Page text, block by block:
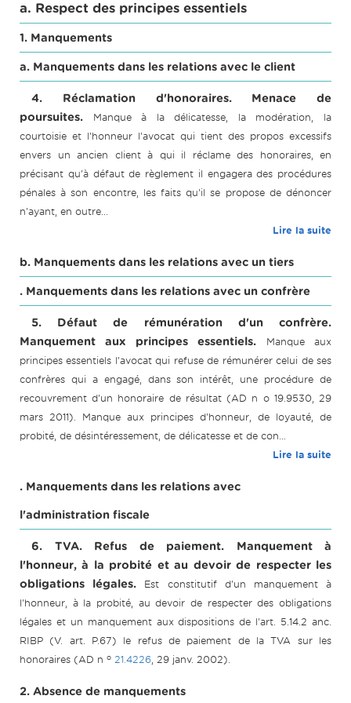
a. Respect des principes essentiels
1. Manquements
a. Manquements dans les relations avec le client
4. Réclamation d'honoraires. Menace de
poursuites.
Manque à la délicatesse, la modération, la
courtoisie et l'honneur l'avocat qui tient des propos excessifs
envers un ancien client à qui il réclame des honoraires, en
précisant qu'à défaut de règlement il engagera des procédures
pénales à son encontre, les faits qu'il se propose de dénoncer
n'ayant, en outre...
Lire la suite
b. Manquements dans les relations avec un tiers
. Manquements dans les relations avec un confrère
5. Défaut de rémunération d'un confrère.
Manquement aux principes essentiels.
Manque aux
principes essentiels l'avocat qui refuse de rémunérer celui de ses
confrères qui a engagé, dans son intérêt, une procédure de
recouvrement d'un honoraire de résultat (AD n o 19.9530, 29
mars 2011). Manque aux principes d'honneur, de loyauté, de
probité, de désintéressement, de délicatesse et de con...
Lire la suite
. Manquements dans les relations avec
l'administration fiscale
6. TVA. Refus de paiement. Manquement à
l'honneur, à la probité et au devoir de respecter les
obligations légales.
Est constitutif d'un manquement à
l'honneur, à la probité, au devoir de respecter des obligations
légales et un manquement aux dispositions de l'art. 5.14.2 anc.
RIBP (V. art. P.67) le refus de paiement de la TVA sur les
honoraires (AD n o 21.4226, 29 janv. 2002).
2. Absence de manquements